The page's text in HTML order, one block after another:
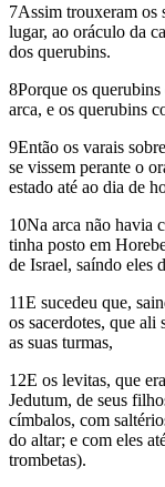
7Assim trouxeram os
lugar, ao oráculo da
dos querubins.
8Porque os querubins
arca, e os querubins
9Então os varais
se vissem perante o
estado até ao dia de
10Na arca não havia
tinha posto em
de Israel, saíndo eles
11E sucedeu que,
os sacerdotes, que ali
as suas turmas,
12E os levitas, que
Jedutum, de seus
címbalos, com
do altar; e com eles
trombetas).